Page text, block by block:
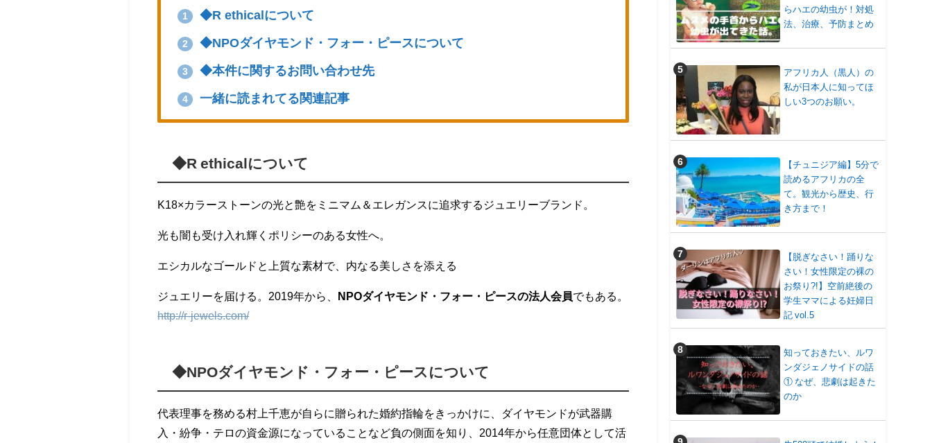
1 ◆R ethicalについて
2 ◆NPOダイヤモンド・フォー・ピースについて
3 ◆本件に関するお問い合わせ先
4 一緒に読まれてる関連記事
◆R ethicalについて
K18×カラーストーンの光と艶をミニマム＆エレガンスに追求するジュエリーブランド。
光も闇も受け入れ輝くポリシーのある女性へ。
エシカルなゴールドと上質な素材で、内なる美しさを添える
ジュエリーを届ける。2019年から、 NPOダイヤモンド・フォー・ピースの法人会員でもある。
http://r-jewels.com/
◆NPOダイヤモンド・フォー・ピースについて
代表理事を務める村上千恵が自らに贈られた婚約指輪をきっかけに、ダイヤモンドが武器購
入・紛争・テロの資金源になっていることなど負の側面を知り、2014年から任意団体として活
らハエの幼虫が！対処
法、治療、予防まとめ
アフリカ人（黒人）の
私が日本人に知ってほ
しい3つのお願い。
【チュニジア編】5分で
読めるアフリカの全
て。観光から歴史、行
き方まで！
【脱ぎなさい！踊りな
さい！女性限定の裸の
お祭り?!】空前絶後の
学生ママによる妊婦日
記 vol.5
知っておきたい、ルワ
ンダジェノサイドの話
① なぜ、悲劇は起きた
のか